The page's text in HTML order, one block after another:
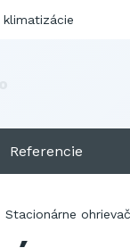
Referencie
Stacionárne
klimatizácie